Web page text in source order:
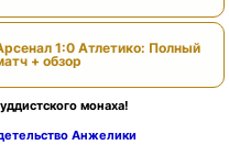
1:0 Атлетико: Полный
+ обзор
монаха!
Анжелики